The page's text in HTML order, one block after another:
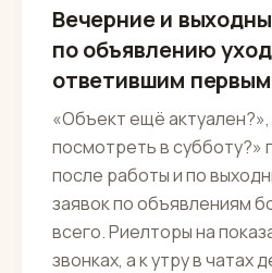
Вечерние и
по объявлению
ответившим
«Объект ещё
посмотреть в субботу?»
после работы и по
заявок по объявлениям
всего. Риелторы на
звонках, а к утру в чатах